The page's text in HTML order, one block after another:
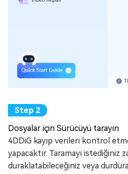
Dosyalar için Sürücüyü tarayın
4DDiG kayıp verileri kontrol
yapacaktır. Taramayı istediğiniz
duraklatabileceğiniz veya